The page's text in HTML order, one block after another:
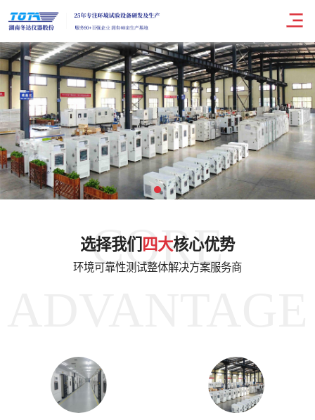
CORE
选择我们 四大核心优势
环境可靠性测试整体解决方案服务商